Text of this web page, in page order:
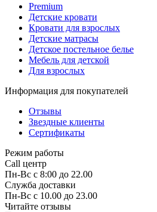
Premium
Детские кровати
Кровати для взрослых
Детские матрасы
Детское постельное белье
Мебель для детской
Для взрослых
Информация для покупателей
Отзывы
Звездные клиенты
Сертификаты
Режим работы
Call центр
Пн-Вс с 8:00 до 22.00
Служба доставки
Пн-Вс с 10.00 до 23.00
Читайте отзывы